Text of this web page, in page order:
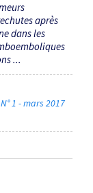
après
dans les
...
1 - mars 2017